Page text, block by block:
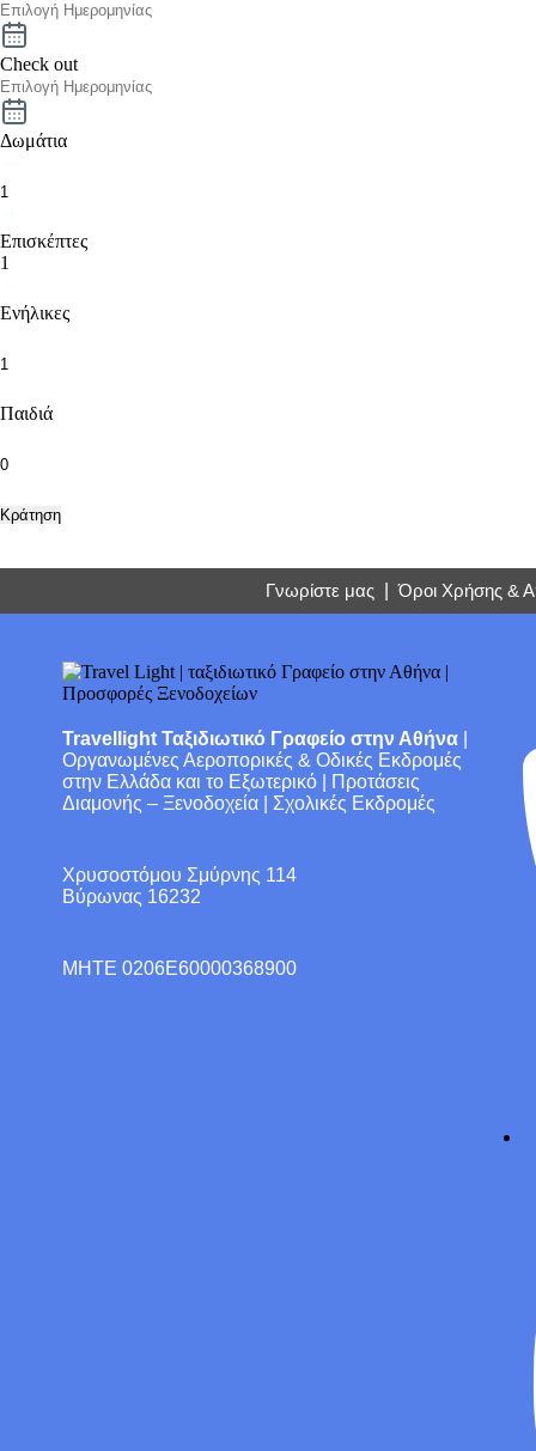
Check out
Δωμάτια
Επισκέπτες
1
Ενήλικες
Παιδιά
Κράτηση
Γνωρίστε μας |Όροι Χρήσης &
Travellight Ταξιδιωτικό Γραφείο στην Αθήνα|
Οργανωμένες Αεροπορικές & Οδικές Εκδρομές
στην Ελλάδα και το Εξωτερικό | Προτάσεις
Διαμονής – Ξενοδοχεία | Σχολικές Εκδρομές
Χρυσοστόμου Σμύρνης 114
Βύρωνας 16232
ΜΗΤΕ 0206E60000368900